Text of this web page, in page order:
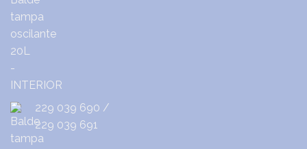
229 039 690 /
229 039 691